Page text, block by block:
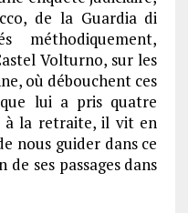
de la Guardia di
méthodiquement,
Volturno, sur les
où débouchent ces
lui a pris quatre
à la retraite, il vit en
nous guider dans ce
de ses passages dans